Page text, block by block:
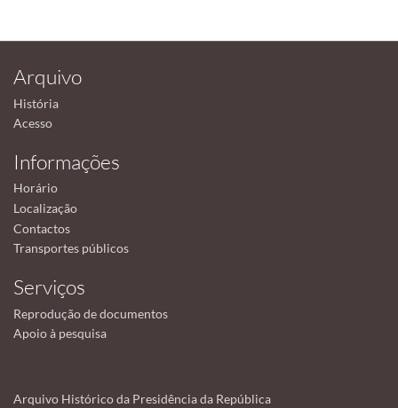
Arquivo
História
Acesso
Informações
Horário
Localização
Contactos
Transportes públicos
Serviços
Reprodução de documentos
Apoio à pesquisa
Arquivo Histórico da Presidência da República